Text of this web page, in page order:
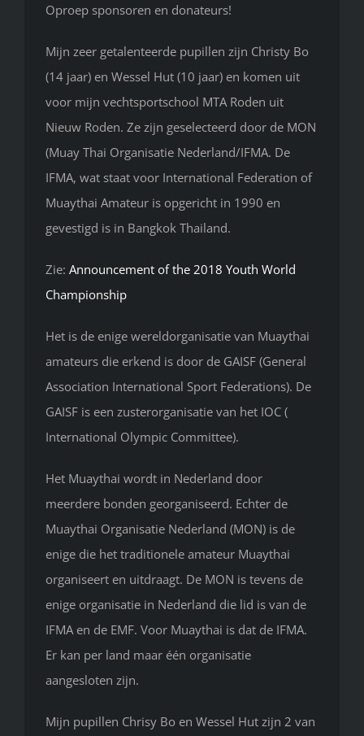
Oproep sponsoren en donateurs!
Mijn zeer getalenteerde pupillen zijn Christy Bo
(14 jaar) en Wessel Hut (10 jaar) en komen uit
voor mijn vechtsportschool MTA Roden uit
Nieuw Roden. Ze zijn geselecteerd door de MON
(Muay Thai Organisatie Nederland/IFMA. De
IFMA, wat staat voor International Federation of
Muaythai Amateur is opgericht in 1990 en
gevestigd is in Bangkok Thailand.
Zie: Announcement of the 2018 Youth World
Championship
Het is de enige wereldorganisatie van Muaythai
amateurs die erkend is door de GAISF (General
Association International Sport Federations). De
GAISF is een zusterorganisatie van het IOC (
International Olympic Committee).
Het Muaythai wordt in Nederland door
meerdere bonden georganiseerd. Echter de
Muaythai Organisatie Nederland (MON) is de
enige die het traditionele amateur Muaythai
organiseert en uitdraagt. De MON is tevens de
enige organisatie in Nederland die lid is van de
IFMA en de EMF. Voor Muaythai is dat de IFMA.
Er kan per land maar één organisatie
aangesloten zijn.
Mijn pupillen Chrisy Bo en Wessel Hut zijn 2 van